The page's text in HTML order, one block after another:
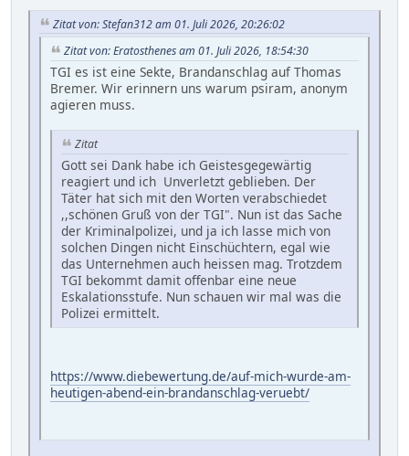
Zitat von: Stefan312 am 01. Juli 2026, 20:26:02
Zitat von: Eratosthenes am 01. Juli 2026, 18:54:30
TGI es ist eine Sekte, Brandanschlag auf Thomas
Bremer. Wir erinnern uns warum psiram, anonym
agieren muss.
Zitat
Gott sei Dank habe ich Geistesgegewärtig
reagiert und ich Unverletzt geblieben. Der
Täter hat sich mit den Worten verabschiedet
,,schönen Gruß von der TGI". Nun ist das Sache
der Kriminalpolizei, und ja ich lasse mich von
solchen Dingen nicht Einschüchtern, egal wie
das Unternehmen auch heissen mag. Trotzdem
TGI bekommt damit offenbar eine neue
Eskalationsstufe. Nun schauen wir mal was die
Polizei ermittelt.
https://www.diebewertung.de/auf-mich-wurde-am-
heutigen-abend-ein-brandanschlag-veruebt/